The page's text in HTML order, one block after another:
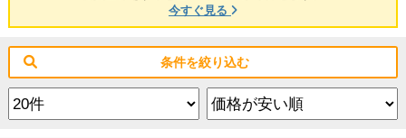
今すぐ見る
条件を絞り込む